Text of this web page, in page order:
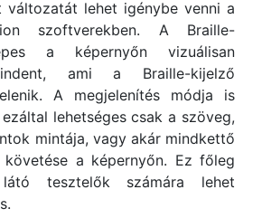
változatát lehet igénybe venni a
szoftverekben. A Braille-
a képernyőn vizuálisan
ami a Braille-kijelző
A megjelenítés módja is
lehetséges csak a szöveg,
mintája, vagy akár mindkettő
a képernyőn. Ez főleg
tesztelők számára lehet